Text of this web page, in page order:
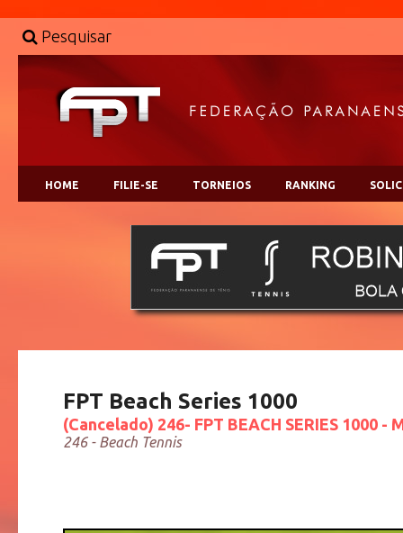
Pesquisar
HOME FILIE-SE TORNEIOS RANKING
FPT Beach Series 1000
(Cancelado) 246- FPT BEACH SERIES 1000 -
246 - Beach Tennis